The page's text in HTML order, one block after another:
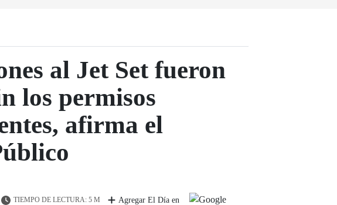
al Jet Set fueron
los permisos
afirma el
TIEMPO DE LECTURA: 5 M Agregar El Día en